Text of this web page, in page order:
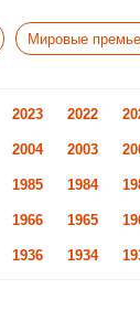
Мировые
2023 2022
2004 2003
1985 1984
1966 1965
1936 1934